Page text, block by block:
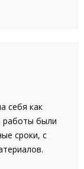
себя как
работы были
сроки, с